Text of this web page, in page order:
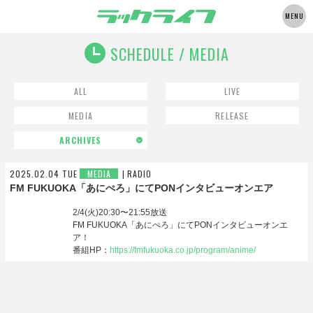
MENU
SCHEDULE / MEDIA
ALL LIVE
MEDIA RELEASE
ARCHIVES
2026.11
2026.10
2026.09
2026.08
2026.07
2025.02.04 TUE MEDIA RADIO
FM FUKUOKA「あにぺろ」にてPONインタビューオンエア
2/4(火)20:30〜21:55放送
FM FUKUOKA「あにぺろ」にてPONインタビューオンエ
ア！
番組HP： https://fmfukuoka.co.jp/program/anime/